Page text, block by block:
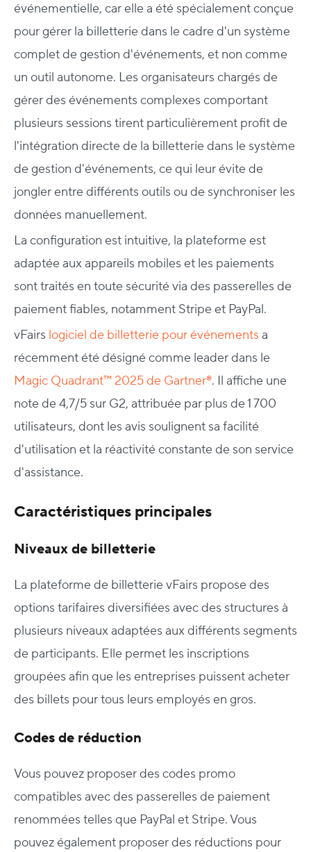
événementielle, car elle a été spécialement conçue
pour gérer la billetterie dans le cadre d'un système
complet de gestion d'événements, et non comme
un outil autonome. Les organisateurs chargés de
gérer des événements complexes comportant
plusieurs sessions tirent particulièrement profit de
l'intégration directe de la billetterie dans le système
de gestion d'événements, ce qui leur évite de
jongler entre différents outils ou de synchroniser les
données manuellement.
La configuration est intuitive, la plateforme est
adaptée aux appareils mobiles et les paiements
sont traités en toute sécurité via des passerelles de
paiement fiables, notamment Stripe et PayPal.
vFairs logiciel de billetterie pour événements a
récemment été désigné comme leader dans le
Magic Quadrant™ 2025 de Gartner®. Il affiche une
note de 4,7/5 sur G2, attribuée par plus de 1 700
utilisateurs, dont les avis soulignent sa facilité
d'utilisation et la réactivité constante de son service
d'assistance.
Caractéristiques principales
Niveaux de billetterie
La plateforme de billetterie vFairs propose des
options tarifaires diversifiées avec des structures à
plusieurs niveaux adaptées aux différents segments
de participants. Elle permet les inscriptions
groupées afin que les entreprises puissent acheter
des billets pour tous leurs employés en gros.
Codes de réduction
Vous pouvez proposer des codes promo
compatibles avec des passerelles de paiement
renommées telles que PayPal et Stripe. Vous
pouvez également proposer des réductions pour